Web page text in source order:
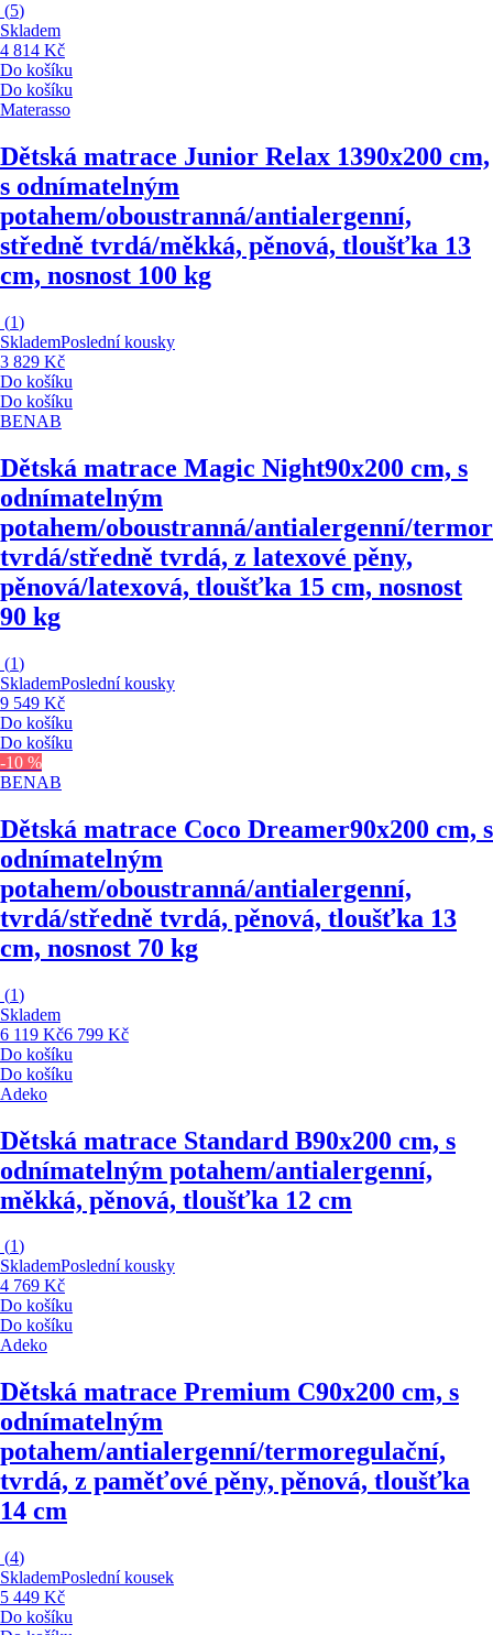
(5)
Skladem
4 814 Kč
Do košíku
Do košíku
Materasso
Dětská matrace Junior Relax 1390x200 cm,
s odnímatelným
potahem/oboustranná/antialergenní,
středně tvrdá/měkká, pěnová, tloušťka 13
cm, nosnost 100 kg
(1)
SklademPoslední kousky
3 829 Kč
Do košíku
Do košíku
BENAB
Dětská matrace Magic Night90x200 cm, s
odnímatelným
potahem/oboustranná/antialergenní/
tvrdá/středně tvrdá, z latexové pěny,
pěnová/latexová, tloušťka 15 cm, nosnost
90 kg
(1)
SklademPoslední kousky
9 549 Kč
Do košíku
Do košíku
-10 %
BENAB
Dětská matrace Coco Dreamer90x200 cm, s
odnímatelným
potahem/oboustranná/antialergenní,
tvrdá/středně tvrdá, pěnová, tloušťka 13
cm, nosnost 70 kg
(1)
Skladem
6 119 Kč6 799 Kč
Do košíku
Do košíku
Adeko
Dětská matrace Standard B90x200 cm, s
odnímatelným potahem/antialergenní,
měkká, pěnová, tloušťka 12 cm
(1)
SklademPoslední kousky
4 769 Kč
Do košíku
Do košíku
Adeko
Dětská matrace Premium C90x200 cm, s
odnímatelným
potahem/antialergenní/termoregulační,
tvrdá, z paměťové pěny, pěnová, tloušťka
14 cm
(4)
SklademPoslední kousek
5 449 Kč
Do košíku